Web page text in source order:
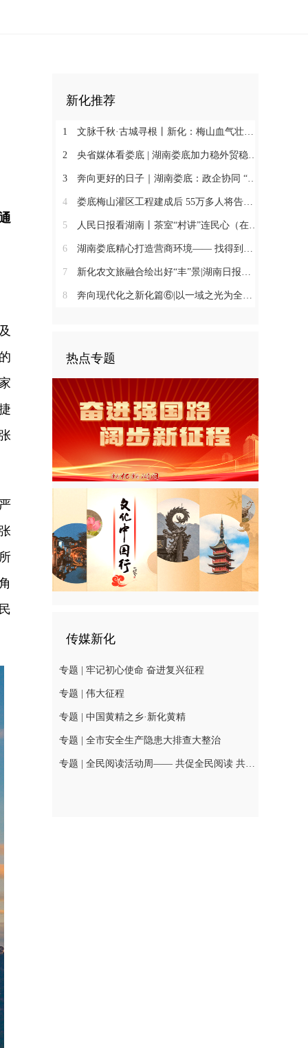
新化推荐
1 文脉千秋·古城寻根丨新化：梅山血气壮此城
2 央省媒体看娄底 | 湖南娄底加力稳外贸稳外资 一季度对外实际投资同比增长174.9%
3 奔向更好的日子｜湖南娄底：政企协同 “基金+保险”破解万人搬迁后扶难题
4 娄底梅山灌区工程建成后 55万多人将告别“靠天喝水”@湖南日报头版
5 人民日报看湖南丨茶室“村讲”连民心（在现场·“村字号”文体活动观察）
6 湖南娄底精心打造营商环境—— 找得到人 听得懂话 办得了事
7 新化农文旅融合绘出好“丰”景|湖南日报市州版头条
8 奔向现代化之新化篇⑥|以一域之光为全局添彩@湖南日报
热点专题
传媒新化
专题 | 牢记初心使命 奋进复兴征程
专题 | 伟大征程
专题 | 中国黄精之乡·新化黄精
专题 | 全市安全生产隐患大排查大整治
专题 | 全民阅读活动周—— 共促全民阅读 共建书香社会